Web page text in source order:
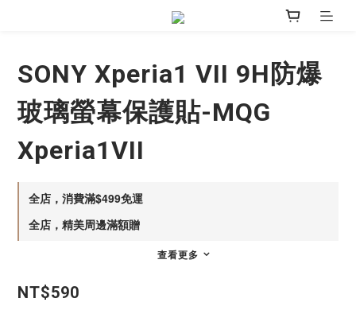
SONY Xperia1 VII 9H防爆
玻璃螢幕保護貼-MQG
Xperia1VII
全店，消費滿$499免運
全店，精美周邊滿額贈
查看更多
NT$590